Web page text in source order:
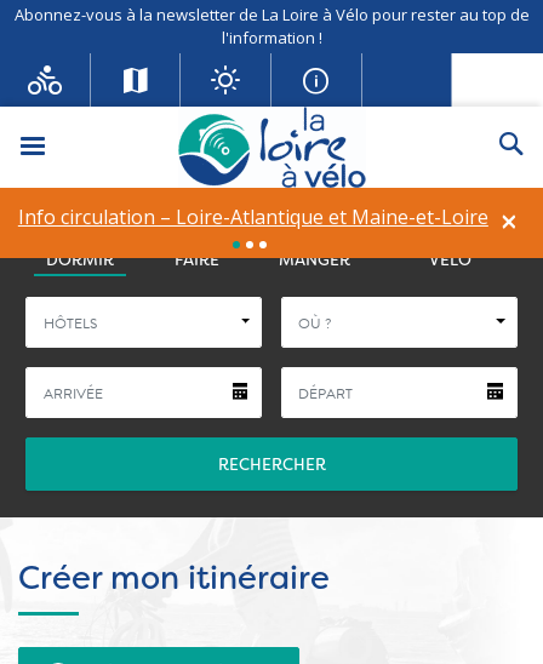
Abonnez-vous à la newsletter de La Loire à Vélo pour rester au top de
l'information !
Menu
×
Info circulation – Déviation à Vineuil (41)
La Loire à Vélo
DORMIR
FAIRE
MANGER
VÉLO
HÔTELS OÙ ?
RECHERCHER
Créer mon itinéraire